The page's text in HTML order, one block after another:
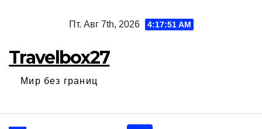
Пт. Авг 7th, 2026 4:17:52 AM
Travelbox27
Мир без границ